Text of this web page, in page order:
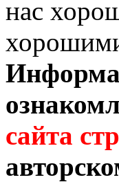
нас
сайта